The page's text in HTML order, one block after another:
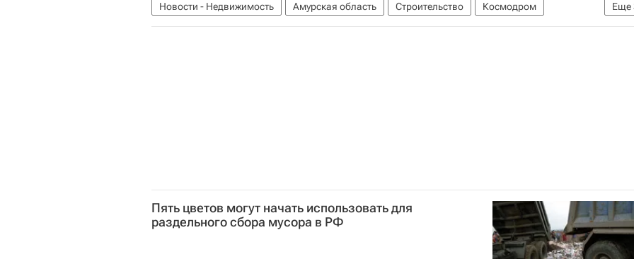
Еще
Новости - Недвижимость Амурская область Строительство
Космодром
Строительство космодрома "Восточный"
Инфраструктура Россия
Пять цветов могут начать использовать для
раздельного сбора мусора в РФ